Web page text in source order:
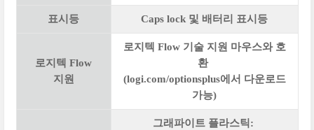
표시등 Caps lock 및 배터리 표시등
로지텍 Flow
지원
로지텍 Flow 기술 지원 마우스와 호
환
(logi.com/optionsplus에서 다운로드
가능)
그래파이트 플라스틱: